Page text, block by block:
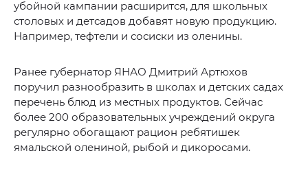
убойной кампании расширится, для школьных
столовых и детсадов добавят новую продукцию.
Например, тефтели и сосиски из оленины.
Ранее губернатор ЯНАО Дмитрий Артюхов
поручил разнообразить в школах и детских садах
перечень блюд из местных продуктов. Сейчас
более 200 образовательных учреждений округа
регулярно обогащают рацион ребятишек
ямальской олениной, рыбой и дикоросами.